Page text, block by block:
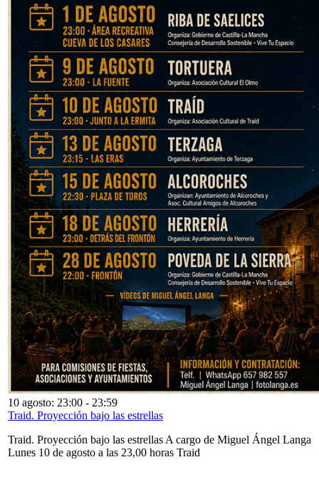
10 agosto: 23:00 - 23:59
Traid. Proyección bajo las estrellas
Traid. Proyección bajo las estrellas A cargo de Miguel Ángel Langa
Lunes 10 de agosto a las 23,00 horas Traid